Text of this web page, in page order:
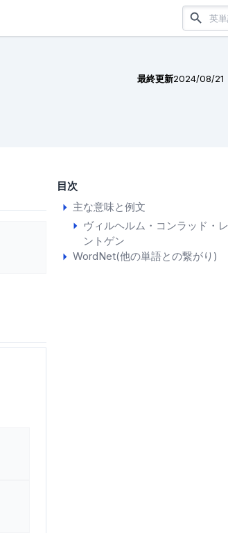
最終更新2024/08/21
目次
主な意味と例文
ヴィルヘルム・コンラッド・レ
ントゲン
WordNet(他の単語との繋がり)